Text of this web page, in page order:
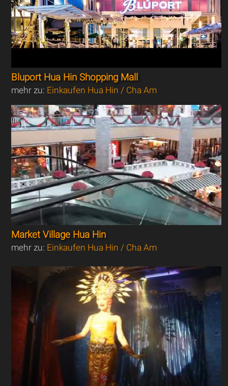
Bluport Hua Hin Shopping Mall
mehr zu: Einkaufen Hua Hin / Cha Am
Market Village Hua Hin
mehr zu: Einkaufen Hua Hin / Cha Am